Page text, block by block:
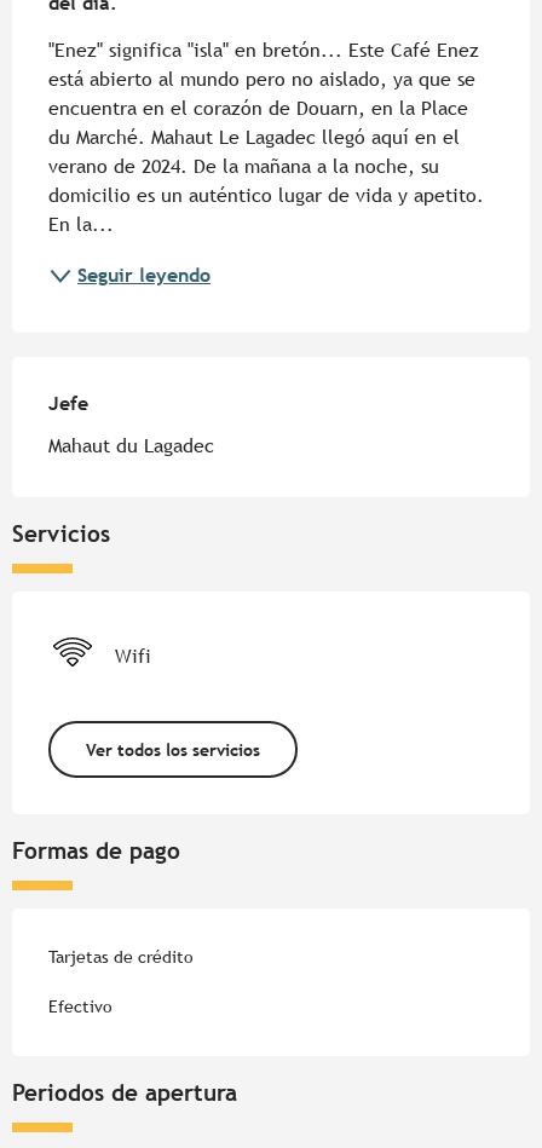
"Enez" significa "isla" en bretón... Este Café Enez
está abierto al mundo pero no aislado, ya que se
encuentra en el corazón de Douarn, en la Place
du Marché. Mahaut Le Lagadec llegó aquí en el
verano de 2024. De la mañana a la noche, su
domicilio es un auténtico lugar de vida y apetito.
En la...
Seguir leyendo
Jefe
Jefe
Mahaut du Lagadec
Servicios
Wifi
Ver todos los servicios
Formas de pago
Tarjetas de crédito
Efectivo
Periodos de apertura